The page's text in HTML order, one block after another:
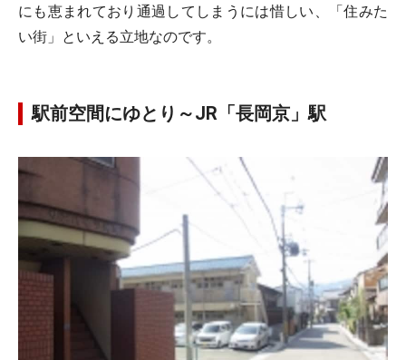
にも恵まれており通過してしまうには惜しい、「住みた
い街」といえる立地なのです。
駅前空間にゆとり～JR「長岡京」駅